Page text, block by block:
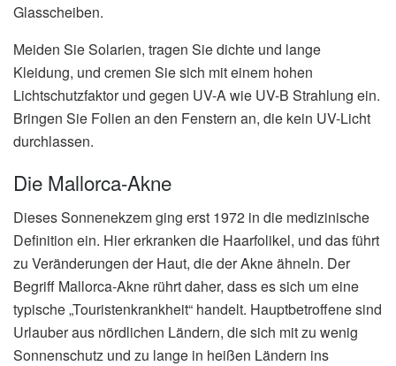
Glasscheiben.
Meiden Sie Solarien, tragen Sie dichte und lange
Kleidung, und cremen Sie sich mit einem hohen
Lichtschutzfaktor und gegen UV-A wie UV-B Strahlung ein.
Bringen Sie Folien an den Fenstern an, die kein UV-Licht
durchlassen.
Die Mallorca-Akne
Dieses Sonnenekzem ging erst 1972 in die medizinische
Definition ein. Hier erkranken die Haarfolikel, und das führt
zu Veränderungen der Haut, die der Akne ähneln. Der
Begriff Mallorca-Akne rührt daher, dass es sich um eine
typische „Touristenkrankheit“ handelt. Hauptbetroffene sind
Urlauber aus nördlichen Ländern, die sich mit zu wenig
Sonnenschutz und zu lange in heißen Ländern ins